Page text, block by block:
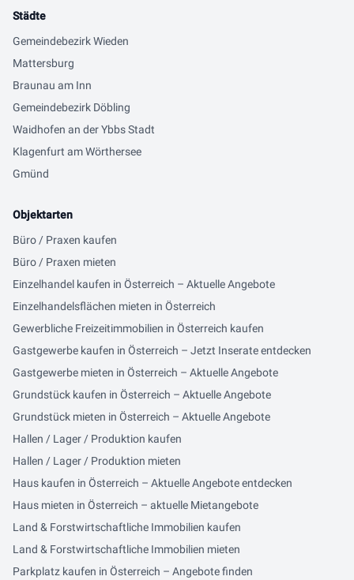
Städte
Gemeindebezirk Wieden
Mattersburg
Braunau am Inn
Gemeindebezirk Döbling
Waidhofen an der Ybbs Stadt
Klagenfurt am Wörthersee
Gmünd
Objektarten
Büro / Praxen kaufen
Büro / Praxen mieten
Einzelhandel kaufen in Österreich – Aktuelle Angebote
Einzelhandelsflächen mieten in Österreich
Gewerbliche Freizeitimmobilien in Österreich kaufen
Gastgewerbe kaufen in Österreich – Jetzt Inserate entdecken
Gastgewerbe mieten in Österreich – Aktuelle Angebote
Grundstück kaufen in Österreich – Aktuelle Angebote
Grundstück mieten in Österreich – Aktuelle Angebote
Hallen / Lager / Produktion kaufen
Hallen / Lager / Produktion mieten
Haus kaufen in Österreich – Aktuelle Angebote entdecken
Haus mieten in Österreich – aktuelle Mietangebote
Land & Forstwirtschaftliche Immobilien kaufen
Land & Forstwirtschaftliche Immobilien mieten
Parkplatz kaufen in Österreich – Angebote finden